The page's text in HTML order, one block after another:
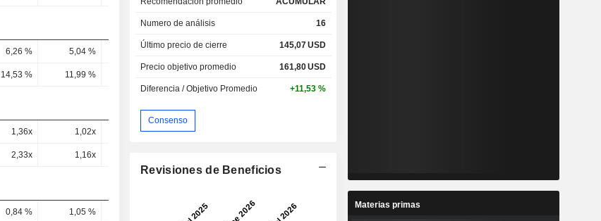
6,26 % 5,04 %
14,53 % 11,99 %
1,36x 1,02x 0,83x
2,33x 1,16x
0,84 % 1,05 % 0,79 % 0,76 %
Numero de análisis 16
Último precio de cierre 145,07USD
Precio objetivo promedio 161,80USD
Diferencia / Objetivo Promedio +11,53 %
Consenso
Revisiones de Beneficios
Materias primas